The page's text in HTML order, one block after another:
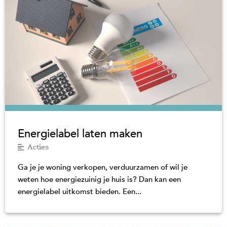
Energielabel laten maken
Acties
Ga je je woning verkopen, verduurzamen of wil je
weten hoe energiezuinig je huis is? Dan kan een
energielabel uitkomst bieden. Een...